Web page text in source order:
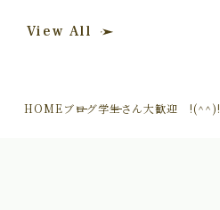
View All
HOMEブログ学生さん大歓迎 !(^^)!